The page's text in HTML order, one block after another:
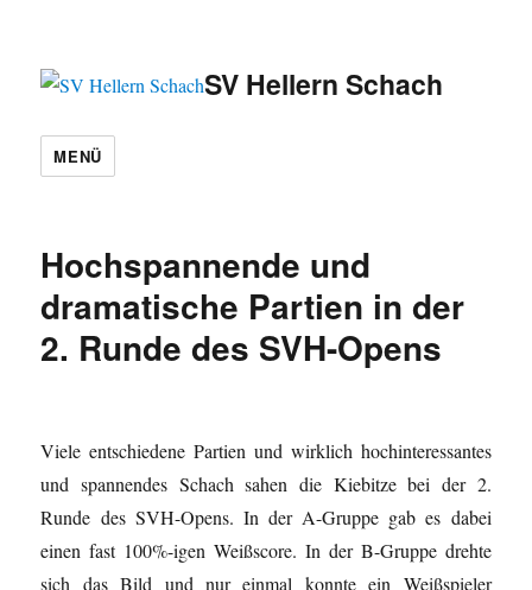
SV Hellern Schach
MENÜ
Hochspannende und
dramatische Partien in der
2. Runde des SVH-Opens
Viele entschiedene Partien und wirklich hochinteressantes
und spannendes Schach sahen die Kiebitze bei der 2.
Runde des SVH-Opens. In der A-Gruppe gab es dabei
einen fast 100%-igen Weißscore. In der B-Gruppe drehte
sich das Bild und nur einmal konnte ein Weißspieler